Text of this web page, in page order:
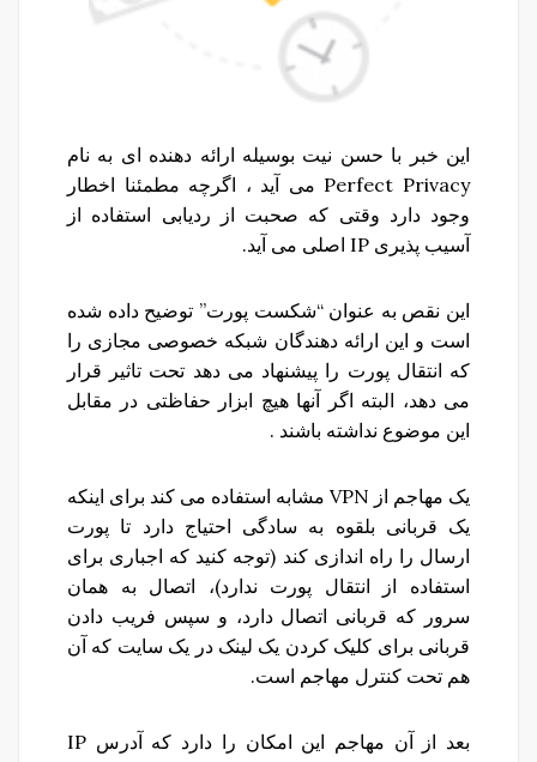
این خبر با حسن نیت بوسیله ارائه دهنده ای به نام
Perfect Privacy می آید ، اگرچه مطمئنا اخطار
وجود دارد وقتی که صحبت از ردیابی استفاده از
آسیب پذیری IP اصلی می آید.
این نقص به عنوان “شکست پورت” توضیح داده شده
است و این ارائه دهندگان شبکه خصوصی مجازی را
که انتقال پورت را پیشنهاد می دهد تحت تاثیر قرار
می دهد، البته اگر آنها هیچ ابزار حفاظتی در مقابل
این موضوع نداشته باشند .
یک مهاجم از VPN مشابه استفاده می کند برای اینکه
یک قربانی بلقوه به سادگی احتیاج دارد تا پورت
ارسال را راه اندازی کند (توجه کنید که اجباری برای
استفاده از انتقال پورت ندارد)، اتصال به همان
سرور که قربانی اتصال دارد، و سپس فریب دادن
قربانی برای کلیک کردن یک لینک در یک سایت که آن
هم تحت کنترل مهاجم است.
بعد از آن مهاجم این امکان را دارد که آدرس IP